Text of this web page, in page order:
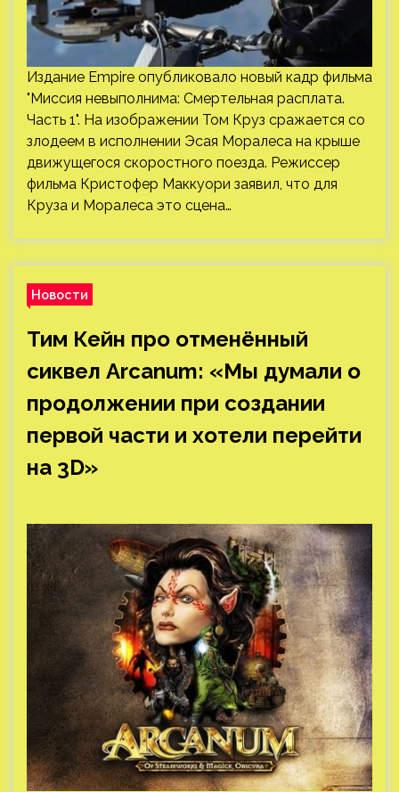
Издание Empire опубликовало новый кадр фильма
"Миссия невыполнима: Смертельная расплата.
Часть 1". На изображении Том Круз сражается со
злодеем в исполнении Эсая Моралеса на крыше
движущегося скоростного поезда. Режиссер
фильма Кристофер Маккуори заявил, что для
Круза и Моралеса это сцена…
Новости
Тим Кейн про отменённый
сиквел Arcanum: «Мы думали о
продолжении при создании
первой части и хотели перейти
на 3D»